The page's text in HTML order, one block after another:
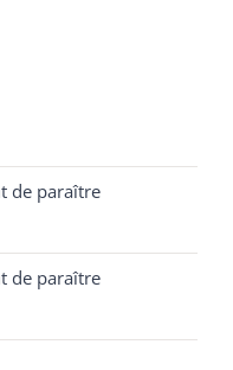
de paraître
de paraître